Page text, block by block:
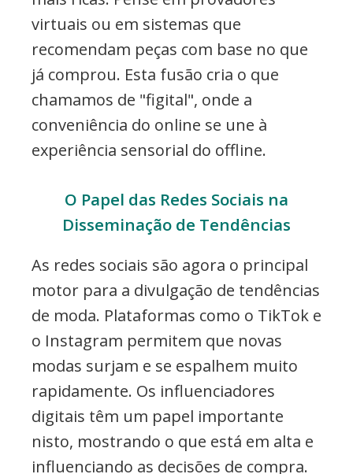
virtuais ou em sistemas que
recomendam peças com base no que
já comprou. Esta fusão cria o que
chamamos de "figital", onde a
conveniência do online se une à
experiência sensorial do offline.
O Papel das Redes Sociais na
Disseminação de Tendências
As redes sociais são agora o principal
motor para a divulgação de tendências
de moda. Plataformas como o TikTok e
o Instagram permitem que novas
modas surjam e se espalhem muito
rapidamente. Os influenciadores
digitais têm um papel importante
nisto, mostrando o que está em alta e
influenciando as decisões de compra.